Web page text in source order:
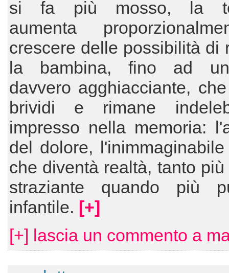
si fa più mosso, la
aumenta
crescere delle possibilità di
la bambina, fino ad
davvero agghiacciante,
brividi e rimane
impresso nella memoria:
del dolore,
che diventà realtà, tanto
straziante quando più
infantile. [+]
[+] lascia un commento a